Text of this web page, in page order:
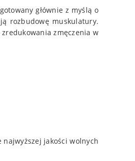
głównie z myślą o
rozbudowę muskulatury.
zmęczenia w
najwyższej jakości wolnych